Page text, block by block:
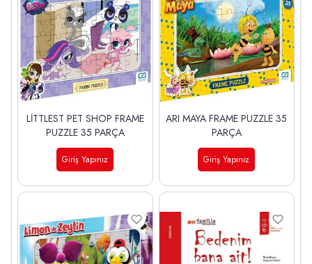
LİTTLEST PET SHOP FRAME
PUZZLE 35 PARÇA
Giriş Yapınız
ARI MAYA FRAME PUZZLE 35
PARÇA
Giriş Yapınız